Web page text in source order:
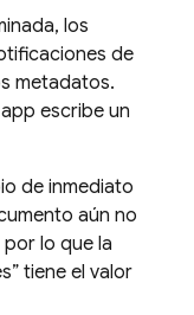
los
de
metadatos.
escribe un
de inmediato
aún no
lo que la
tiene el valor